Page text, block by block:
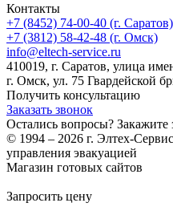
Контакты
+7 (8452) 74-00-40 (г. Саратов)
+7 (3812) 58-42-48 (г. Омск)
info@eltech-service.ru
410019, г. Саратов, улица
г. Омск, ул. 75 Гвардейской
Получить консультацию
Заказать звонок
Остались вопросы?
© 1994 – 2026 г. Элтех-
управления эвакуацией
Магазин готовых сайтов
Запросить цену